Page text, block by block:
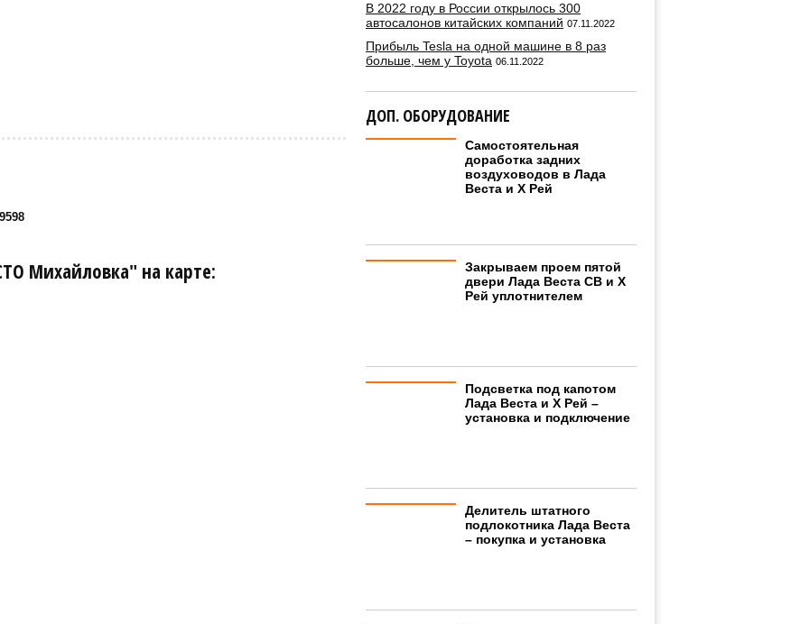
Михайловка" на карте:
В 2022 году в России открылось 300
автосалонов китайских компаний 07.11.2022
Прибыль Tesla на одной машине в 8 раз
больше, чем у Toyota 06.11.2022
ДОП. ОБОРУДОВАНИЕ
Самостоятельная
доработка задних
воздуховодов в Лада
Веста и Х Рей
Закрываем проем пятой
двери Лада Веста СВ и Х
Рей уплотнителем
Подсветка под капотом
Лада Веста и Х Рей –
установка и подключение
Делитель штатного
подлокотника Лада Веста
– покупка и установка